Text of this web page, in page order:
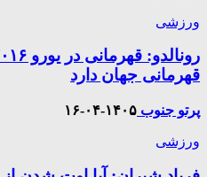
ورزشی
قهرمانی جهان دارد
پرتو جنوب ۱۴۰۵-۰۴-۱۶
ورزشی